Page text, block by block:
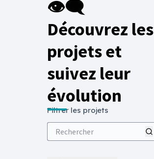
👁‍🗨
Découvrez les
projets et
suivez leur
évolution
Filtrer les projets